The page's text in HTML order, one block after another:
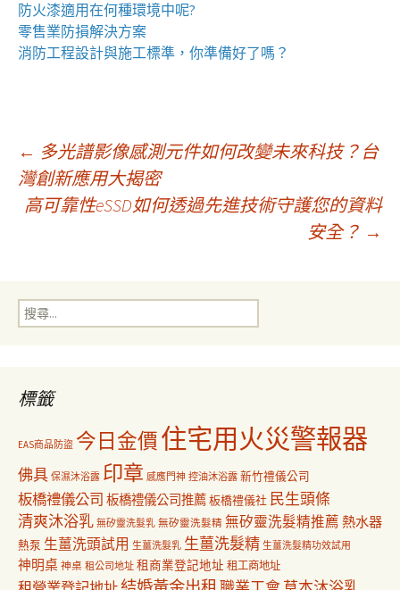
防火漆適用在何種環境中呢?
零售業防損解決方案
消防工程設計與施工標準，你準備好了嗎？
文
章
覽
← 多光譜影像感測元件如何改變未來科技？台
灣創新應用大揭密
高可靠性eSSD如何透過先進技術守護您的資料
安全？ →
搜
尋
標籤
EAS商品防盜 今日金價住宅用火災警報器
佛具 保濕沐浴露 印章 感應門神 控油沐浴露 新竹禮儀公司
板橋禮儀公司 板橋禮儀公司推薦板橋禮儀社 民生頭條
清爽沐浴乳 無矽靈洗髮乳 無矽靈洗髮精 無矽靈洗髮精推薦 熱水器
熱泵 生薑洗頭試用 生薑洗髮乳 生薑洗髮精 生薑洗髮精功效試用
神明桌 神桌 租公司地址 租商業登記地址 租工商地址